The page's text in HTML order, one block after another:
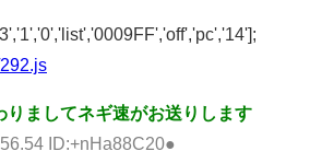
りましてネギ速がお送りします
ID:+nHa88C20●